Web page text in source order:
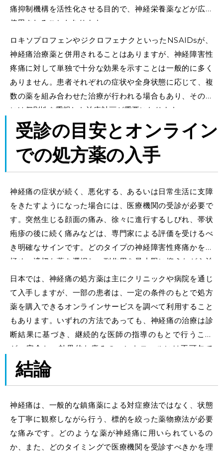
痛抑制機構を活性化させる目的で、神経栄養薬などが広く
使用されることもあります。
ロキソプロフェンやジクロフェナクといったNSAIDsが、
神経痛治療薬と併用されることはありますが、神経障害性
疼痛に対して単独で十分な効果を示すことは一般的に多く
ありません。患者それぞれの症状や全身状態に応じて、複
数の薬を組み合わせた治療が行われる場合もあり、その際
には個別性を重視した治療計画が重要になります。
受診の目安とオンライン
での処方薬の入手
神経痛の症状が続く、悪化する、あるいは日常生活に支障
をきたすようになった場合には、医療機関の受診が必要で
す。突然生じる顔面の痛み、徐々に進行するしびれ、帯状
疱疹の後に続く痛みなどは、専門家による評価を受けるべ
き明確なサインです。どのタイプの神経障害性疼痛かを見
極め、適切な薬を選択し、副作用を最小限に抑えながら治
療できるのは医師だけです。
日本では、神経痛の処方薬は主にクリニックや病院を通じ
て入手しますが、一部の患者は、一定の条件のもとで処方
薬を購入できるオンラインサービスを調べて利用すること
もあります。いずれの方法であっても、神経痛の治療は診
断結果に基づき、継続的な医師の指導のもとで行うこと
が、安全かつ効果的な痛みのコントロールには不可欠で
す。
結論
神経痛は、一般的な鎮痛薬による対症療法ではなく、状態
を丁寧に観察しながら行う、標的を絞った薬物療法が必要
な痛みです。どのような薬が神経痛に用いられているの
か、また、どのタイミングで医療機関を受診すべきかを理